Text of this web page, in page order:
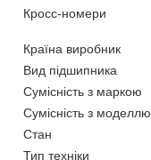
Кросс-номери
Країна виробник
Вид підшипника
Сумісність з маркою
Сумісність з моделлю
Стан
Тип техніки